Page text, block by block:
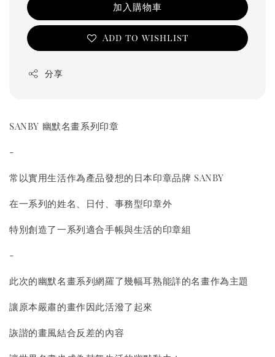
加入購物車
Add to wishlist
分享
SANBY 幽默名畫系列印章
-
常以實用生活作為產品發想的日本印章品牌 SANBY
在一系列的姓名、日付、事務型印章外
特別創造了一系列適合手帳與生活的印章組
-
此次的幽默名畫系列網羅了幾幅耳熟能詳的名畫作為主題
讓原本嚴肅的畫作因此活潑了起來
詼諧的畫風結合反差的內容